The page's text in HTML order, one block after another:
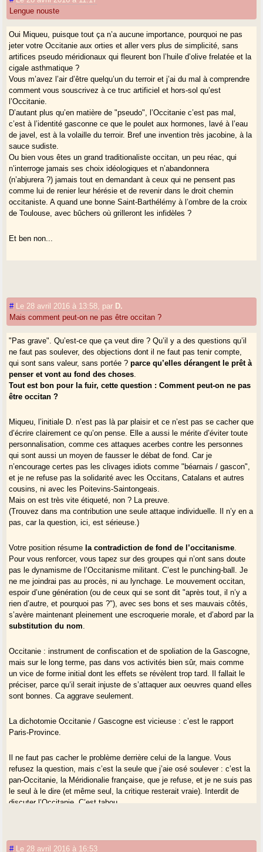
Lengue nouste
Oui Miqueu, puisque tout ça n’a aucune importance, pourquoi ne pas
jeter votre Occitanie aux orties et aller vers plus de simplicité, sans
artifices pseudo méridionaux qui fleurent bon l’huile d’olive frelatée et la
cigale asthmatique ?
Vous m’avez l’air d’être quelqu’un du terroir et j’ai du mal à comprendre
comment vous souscrivez à ce truc artificiel et hors-sol qu’est
l’Occitanie.
D’autant plus qu’en matière de "pseudo", l’Occitanie c’est pas mal,
c’est à l’identité gasconne ce que le poulet aux hormones, lavé à l’eau
de javel, est à la volaille du terroir. Bref une invention très jacobine, à la
sauce sudiste.
Ou bien vous êtes un grand traditionaliste occitan, un peu réac, qui
n’interroge jamais ses choix idéologiques et n’abandonnera
(n’abjurera ?) jamais tout en demandant à ceux qui ne pensent pas
comme lui de renier leur hérésie et de revenir dans le droit chemin
occitaniste. A quand une bonne Saint-Barthélémy à l’ombre de la croix
de Toulouse, avec bûchers où grilleront les infidèles ?
Et ben non...
# Le 28 avril 2016 à 13:58 par D.
Mais comment peut-on ne pas être occitan ?
"Pas grave". Qu’est-ce que ça veut dire ? Qu’il y a des questions qu’il
ne faut pas soulever, des objections dont il ne faut pas tenir compte,
qui sont sans valeur, sans portée ?parce qu’elles dérangent le prêt à
penser et vont au fond des choses
Tout est bon pour la fuir, cette question : Comment peut-on ne pas
être occitan ?
Miqueu, l’initiale D. n’est pas là par plaisir et ce n’est pas se cacher que
d’écrire clairement ce qu’on pense. Elle a aussi le mérite d’éviter toute
personnalisation, comme ces attaques acerbes contre les personnes
qui sont aussi un moyen de fausser le débat de fond. Car je
n’encourage certes pas les clivages idiots comme "béarnais / gascon",
et je ne refuse pas la solidarité avec les Occitans, Catalans et autres
cousins, ni avec les Poitevins-Saintongeais.
Mais on est très vite étiqueté, non ? La preuve.
(Trouvez dans ma contribution une seule attaque individuelle. Il n’y en a
pas, car la question, ici, est sérieuse.)
Votre position résume lacontradiction de fond de l’occitanisme
Pour vous renforcer, vous tapez sur des groupes qui n’ont sans doute
pas le dynamisme de l’Occitanisme militant. C’est le punching-ball. Je
ne me joindrai pas au procès, ni au lynchage. Le mouvement occitan,
espoir d’une génération (ou de ceux qui se sont dit "après tout, il n’y a
rien d’autre, et pourquoi pas ?"), avec ses bons et ses mauvais côtés,
s’avère maintenant pleinement une escroquerie morale, et d’abord par la
substitution du nom
Occitanie : instrument de confiscation et de spoliation de la Gascogne,
mais sur le long terme, pas dans vos activités bien sûr, mais comme
un vice de forme initial dont les effets se révèlent trop tard. Il fallait le
préciser, parce qu’il serait injuste de s’attaquer aux oeuvres quand elles
sont bonnes. Ca aggrave seulement.
La dichotomie Occitanie / Gascogne est vicieuse : c’est le rapport
Paris-Province.
Il ne faut pas cacher le problème derrière celui de la langue. Vous
refusez la question, mais c’est la seule que j’aie osé soulever : c’est la
pan-Occitanie, la Méridionalie française, que je refuse, et je ne suis pas
le seul à le dire (et même seul, la critique resterait vraie). Interdit de
discuter l’Occitanie. C’est tabou.
#
Le 28 avril 2016 à 16:53